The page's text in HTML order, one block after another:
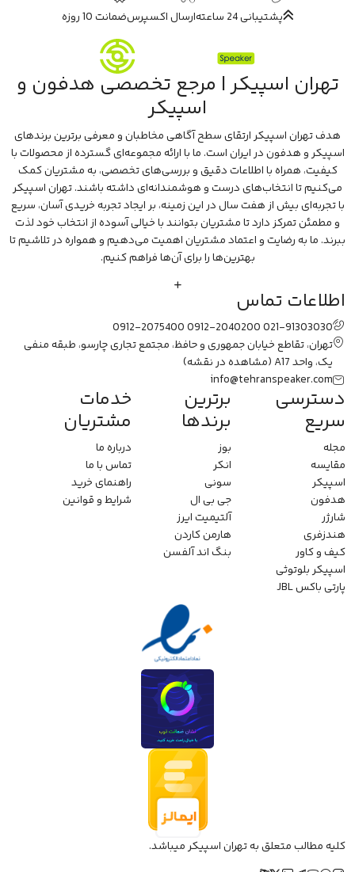
پشتیبانی 24 ساعته ارسال اکسپرسضمانت 10 روزه
تهران اسپیکر | مرجع تخصصی هدفون و
اسپیکر
هدف تهران اسپیکر ارتقای سطح آگاهی مخاطبان و معرفی برترین برندهای
اسپیکر و هدفون در ایران است. ما با ارائه مجموعه‌ای گسترده از محصولات با
کیفیت، همراه با اطلاعات دقیق و بررسی‌های تخصصی، به مشتریان کمک
می‌کنیم تا انتخاب‌های درست و هوشمندانه‌ای داشته باشند. تهران اسپیکر
با تجربه‌ای بیش از هفت سال در این زمینه، بر ایجاد تجربه خریدی آسان، سریع
و مطمئن تمرکز دارد تا مشتریان بتوانند با خیالی آسوده از انتخاب خود لذت
ببرند. ما به رضایت و اعتماد مشتریان اهمیت می‌دهیم و همواره در تلاشیم تا
بهترین‌ها را برای آن‌ها فراهم کنیم.
اطلاعات تماس
021-91303030
0912-2040200
0912-2075400
تهران، تقاطع خیابان جمهوری و حافظ، مجتمع تجاری چارسو، طبقه منفی
یک، واحد A17
(مشاهده در نقشه)
info@tehranspeaker.com
دسترسی
سریع
مجله
مقایسه
اسپیکر
هدفون
شارژر
هندزفری
کیف و کاور
اسپیکر بلوتوثی
پارتی باکس JBL
برترین
برندها
بوز
انکر
سونی
جی بی ال
آلتیمیت ایرز
هارمن کاردن
بنگ اند آلفسن
خدمات
مشتریان
درباره ما
تماس با ما
راهنمای خرید
شرایط و قوانین
کلیه مطالب متعلق به تهران اسپیکر میباشد.